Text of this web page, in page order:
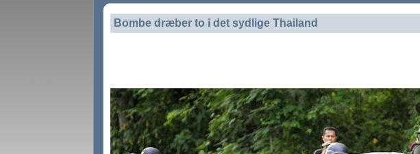
Bombe dræber to i det sydlige Thailand